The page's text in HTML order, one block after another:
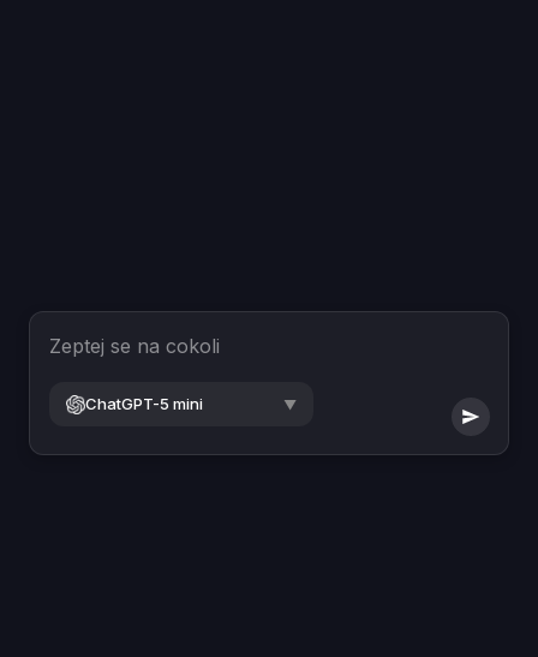
Zeptej se na cokoli
ChatGPT-5 mini ▼